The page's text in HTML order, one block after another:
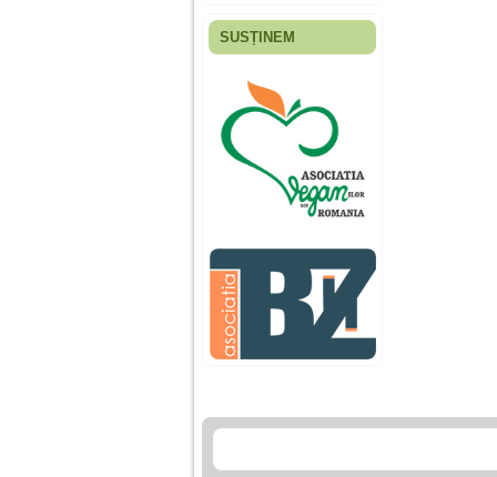
Fiica mea s-a nascut
ani, privind in urma
realizez cat de multe
greseli am facut in
educatia si cresterea
ei, am fost o mama
egoista, preocupata
de implinirea
profesionala, cand ea
era mica am neglijat-
agresiva, orice
greseala era taxata cu
o palma sau pedepse.
De 4 ani am o relatie
serioasa cu un barbat
sa se manifeste o
SUSȚINEM